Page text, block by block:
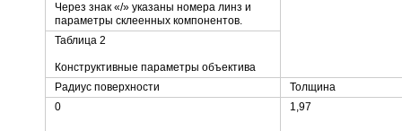
Через знак «/» указаны номера линз и
параметры склеенных компонентов.
Таблица 2
Конструктивные параметры объектива
Радиус поверхности
Толщина
0
1,97